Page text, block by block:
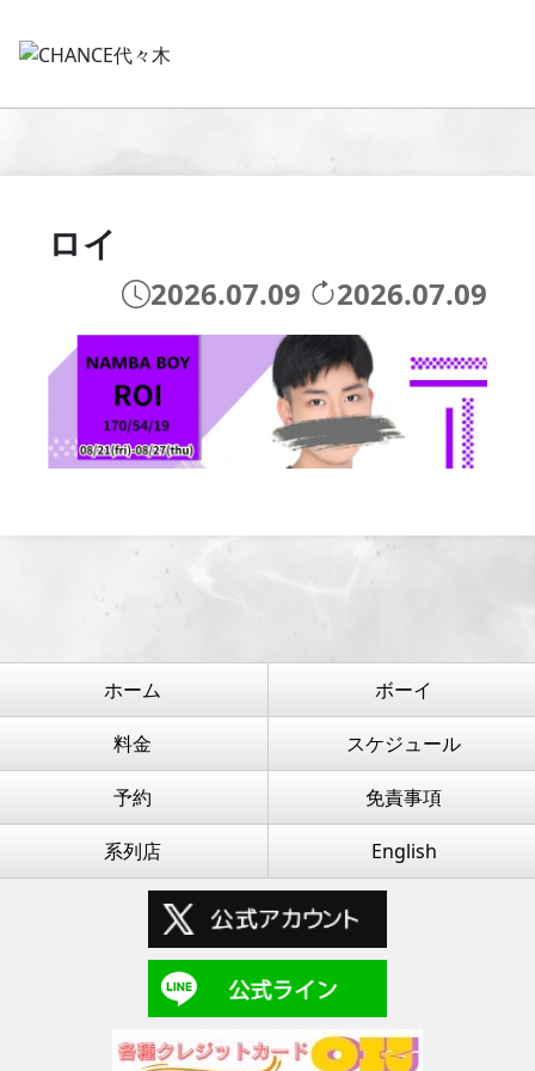
ロイ
2026.07.09 2026.07.09
ホーム ボーイ
料金 スケジュール
予約 免責事項
系列店 English